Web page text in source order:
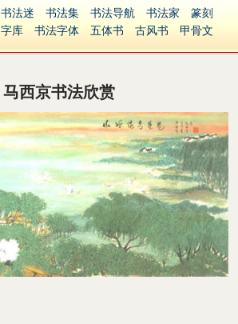
书法迷 书法集 书法导航 书法家
篆刻
字库
书法字体 五体书 古风书
甲骨文
集字
字形 大字 篆刻之家
古籍
中医 象棋 游戏
起名
识字 英语 印章 签名
硬筆字
字体下载
免费字体 中文字体
英文字体
Ai矢量
P图宝 南无阿弥陀佛
意见反馈
安全网站
捐赠 繁體版
马西京书法欣赏